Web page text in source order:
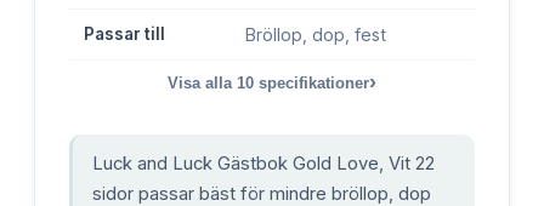
Passar till Bröllop, dop, fest
Visa alla 10 specifikationer›
Luck and Luck Gästbok Gold Love, Vit 22
sidor passar bäst för mindre bröllop, dop